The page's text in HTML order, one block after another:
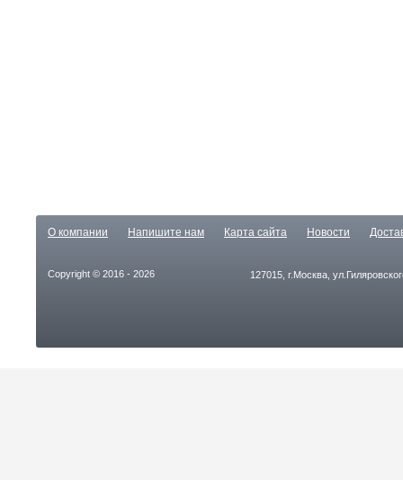
О компании Напишите нам Карта сайта Новости
Copyright © 2016 - 2026 127015, г.Москва,